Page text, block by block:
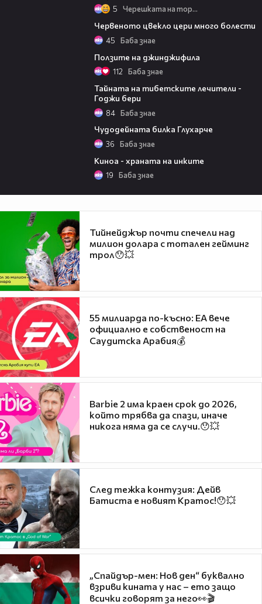
5 Черешката на тортата
Червеното цвекло цери много болести
45 Баба знае
Ползите на джинджифила
112 Баба знае
Тайната на тибетските лечители -
Годжи бери
84 Баба знае
Чудодейната билка Глухарче
36 Баба знае
Киноа - храната на инките
19 Баба знае
Тийнейджър почти спечели над
милион долара с тотален гейминг
трол😯💥
55 милиарда по-късно: EA вече
официално е собственост на
Саудитска Арабия💰
Barbie 2 има краен срок до 2026,
който трябва да спази, иначе
никога няма да се случи.😯💥
След тежка контузия: Дейв
Батиста е новият Кратос!😯💥
„Спайдър-мен: Нов ден“ буквално
взриви кината у нас – ето защо
всички говорят за него👀🎬